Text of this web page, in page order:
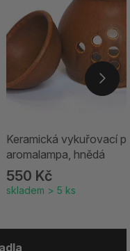
Keramická vykuřovací
aromalampa, hnědá
550 Kč
skladem > 5 ks